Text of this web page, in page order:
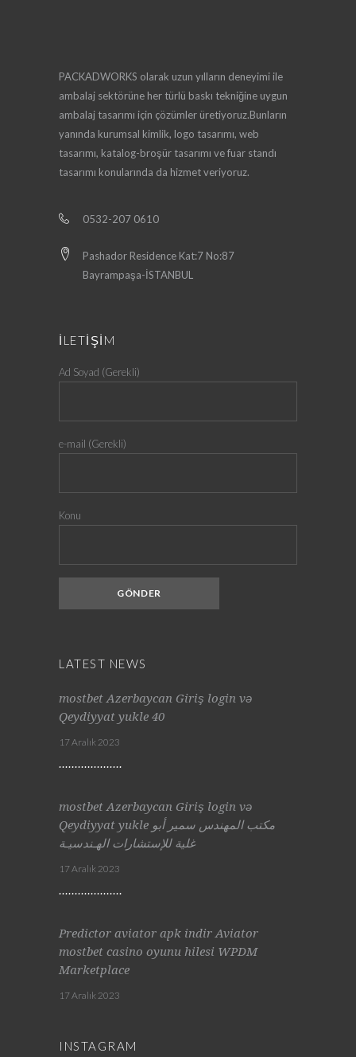
PACKADWORKS olarak uzun yılların deneyimi ile
ambalaj sektörüne her türlü baskı tekniğine uygun
ambalaj tasarımı için çözümler üretiyoruz.Bunların
yanında kurumsal kimlik, logo tasarımı, web
tasarımı, katalog-broşür tasarımı ve fuar standı
tasarımı konularında da hizmet veriyoruz.
0532-207 0610
Pashador Residence Kat:7 No:87
Bayrampaşa-İSTANBUL
İLETİŞİM
Ad Soyad (Gerekli)
e-mail (Gerekli)
Konu
LATEST NEWS
mostbet Azerbaycan Giriş login və
Qeydiyyat yukle 40
17 Aralık 2023
mostbet Azerbaycan Giriş login və
Qeydiyyat yukle مكتب المهندس سمير أبو
غلية للإستشارات الهـندسيـة
17 Aralık 2023
Predictor aviator apk indir Aviator
mostbet casino oyunu hilesi WPDM
Marketplace
17 Aralık 2023
INSTAGRAM